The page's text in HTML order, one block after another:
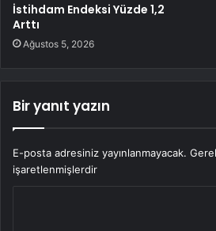
İstihdam Endeksi Yüzde 1,2
Arttı
Ağustos 5, 2026
Bir yanıt yazın
E-posta adresiniz yayınlanmayacak.
işaretlenmişlerdir